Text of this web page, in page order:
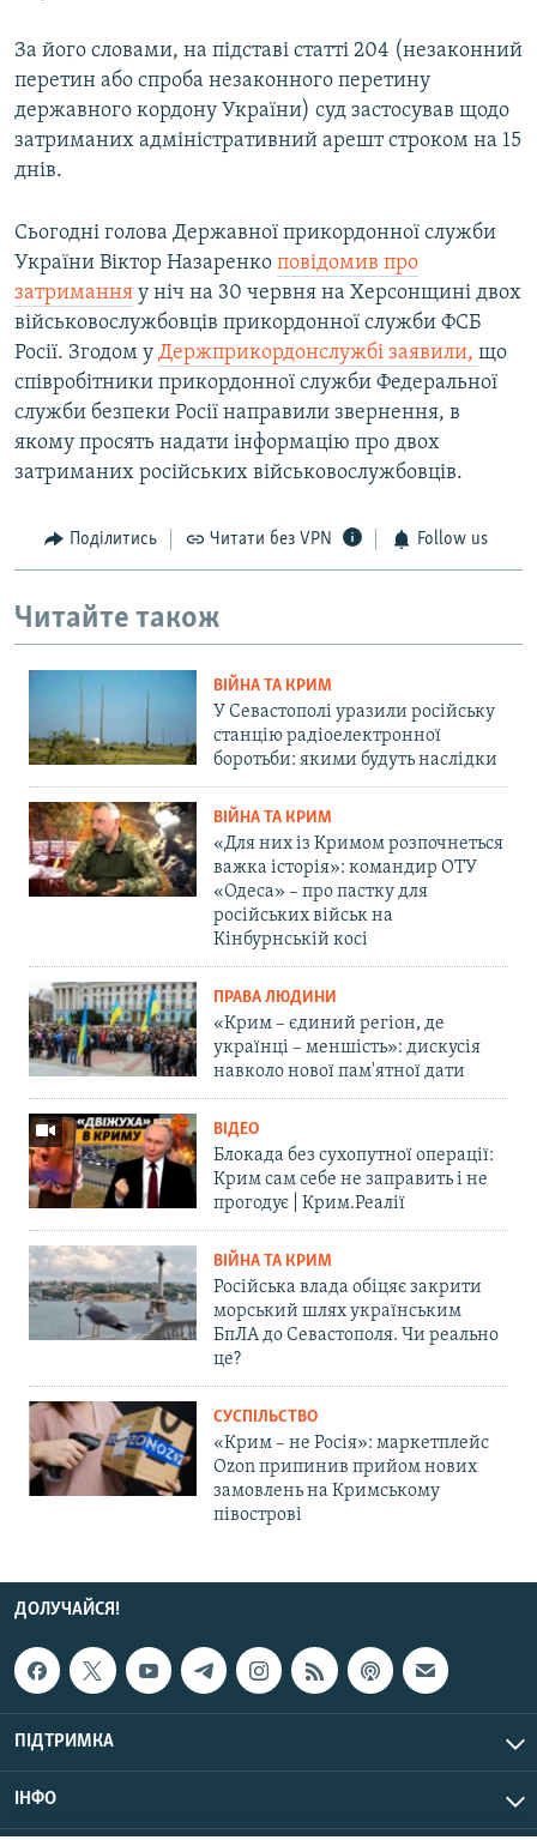
За його словами, на підставі статті 204 (незаконний
перетин або спроба незаконного перетину
державного кордону України) суд застосував щодо
затриманих адміністративний арешт строком на 15
днів.
Сьогодні голова Державної прикордонної служби
України Віктор Назаренко повідомив про
затримання у ніч на 30 червня на Херсонщині двох
військовослужбовців прикордонної служби ФСБ
Росії. Згодом у Держприкордонслужбі заявили, що
співробітники прикордонної служби Федеральної
служби безпеки Росії направили звернення, в
якому просять надати інформацію про двох
затриманих російських військовослужбовців.
Поділитись Читати без VPN Follow us
Читайте також
ВІЙНА ТА КРИМ
У Севастополі уразили російську
станцію радіоелектронної
боротьби: якими будуть наслідки
ВІЙНА ТА КРИМ
«Для них із Кримом розпочнеться
важка історія»: командир ОТУ
«Одеса» – про пастку для
російських військ на
Кінбурнській косі
ПРАВА ЛЮДИНИ
«Крим – єдиний регіон, де
українці – меншість»: дискусія
навколо нової пам'ятної дати
ВІДЕО
Блокада без сухопутної операції:
Крим сам себе не заправить і не
прогодує | Крим.Реалії
ВІЙНА ТА КРИМ
Російська влада обіцяє закрити
морський шлях українським
БпЛА до Севастополя. Чи реально
це?
СУСПІЛЬСТВО
«Крим – не Росія»: маркетплейс
Ozon припинив прийом нових
замовлень на Кримському
півострові
ДОЛУЧАЙСЯ!
ПІДТРИМКА
ІНФО